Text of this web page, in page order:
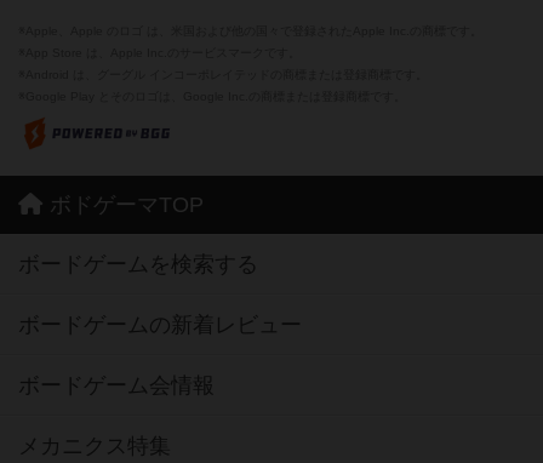
ボドゲーマTOP
ボードゲームを検索する
ボードゲームの新着レビュー
ボードゲーム会情報
メカニクス特集